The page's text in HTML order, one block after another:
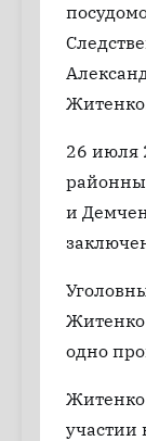
26 июля
и
одно
участии